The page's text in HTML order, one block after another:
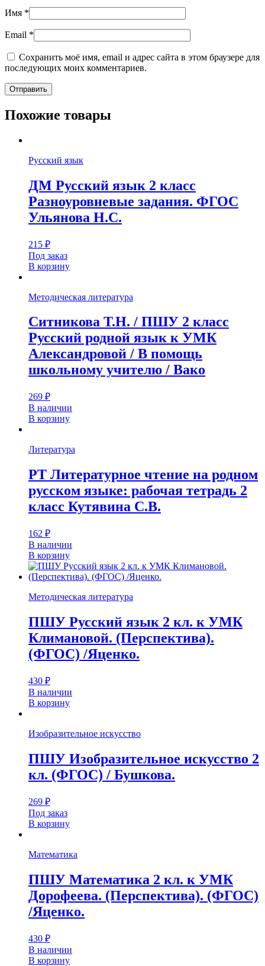
Имя *
Email *
Сохранить моё имя, email и адрес сайта в этом браузере для
последующих моих комментариев.
Похожие товары
Русский язык
ДМ Русский язык 2 класс
Разноуровневые задания. ФГОС
Ульянова Н.С.
215 ₽
Под заказ
В корзину
Методическая литература
Ситникова Т.Н. / ПШУ 2 класс
Русский родной язык к УМК
Александровой / В помощь
школьному учителю / Вако
269 ₽
В наличии
В корзину
Литература
РТ Литературное чтение на родном
русском языке: рабочая тетрадь 2
класс Кутявина С.В.
162 ₽
В наличии
В корзину
Методическая литература
ПШУ Русский язык 2 кл. к УМК
Климановой. (Перспектива).
(ФГОС) /Яценко.
430 ₽
В наличии
В корзину
Изобразительное искусство
ПШУ Изобразительное искусство 2
кл. (ФГОС) / Бушкова.
269 ₽
Под заказ
В корзину
Математика
ПШУ Математика 2 кл. к УМК
Дорофеева. (Перспектива). (ФГОС)
/Яценко.
430 ₽
В наличии
В корзину